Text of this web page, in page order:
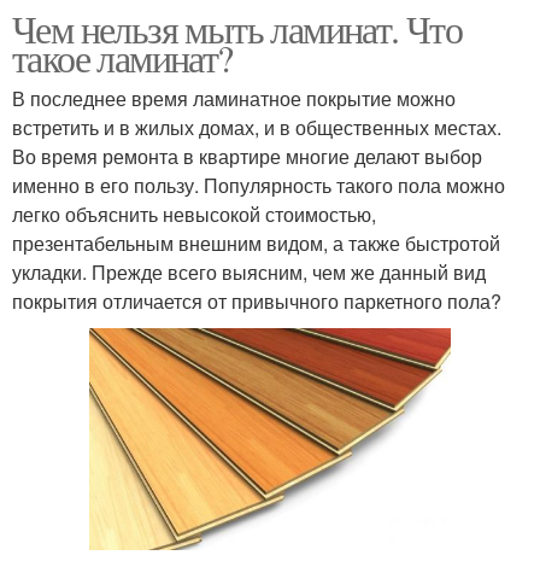
Чем нельзя мыть ламинат. Что
такое ламинат?
В последнее время ламинатное покрытие можно
встретить и в жилых домах, и в общественных местах.
Во время ремонта в квартире многие делают выбор
именно в его пользу. Популярность такого пола можно
легко объяснить невысокой стоимостью,
презентабельным внешним видом, а также быстротой
укладки. Прежде всего выясним, чем же данный вид
покрытия отличается от привычного паркетного пола?